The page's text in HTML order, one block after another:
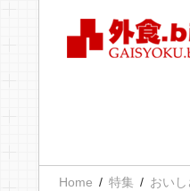
Home 特集 おい